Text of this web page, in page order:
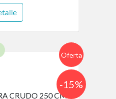
Oferta
-15%